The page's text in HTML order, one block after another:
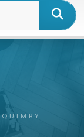
QUIMBY